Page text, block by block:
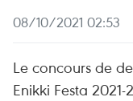
08/10/2021 02:53
Le concours de
Enikki Festa